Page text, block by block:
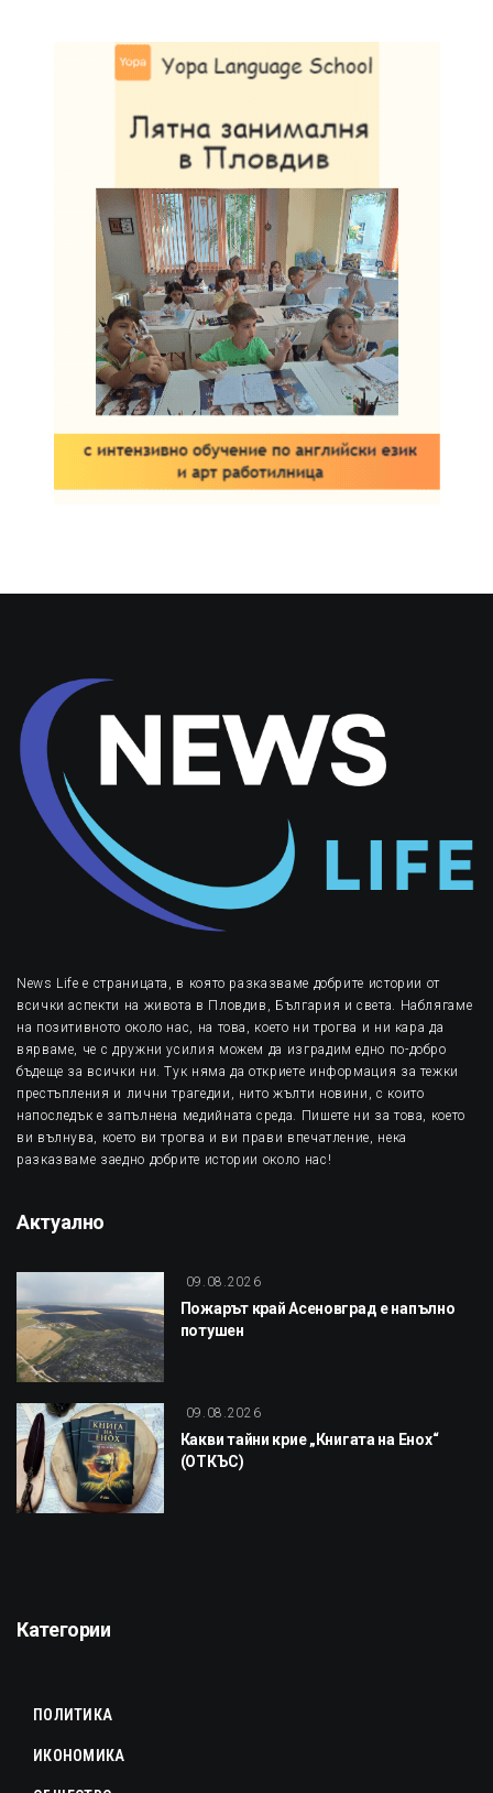
News Life е страницата, в която разказваме добрите истории от
всички аспекти на живота в Пловдив, България и света. Наблягаме
на позитивното около нас, на това, което ни трогва и ни кара да
вярваме, че с дружни усилия можем да изградим едно по-добро
бъдеще за всички ни. Тук няма да откриете информация за тежки
престъпления и лични трагедии, нито жълти новини, с които
напоследък е запълнена медийната среда. Пишете ни за това, което
ви вълнува, което ви трогва и ви прави впечатление, нека
разказваме заедно добрите истории около нас!
Актуално
09.08.2026
Пожарът край Асеновград е напълно
потушен
09.08.2026
Какви тайни крие „Книгата на Енох“
(ОТКЪС)
Категории
ПОЛИТИКА
ИКОНОМИКА